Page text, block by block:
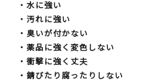
・水に強い
・汚れに強い
・臭いが付かない
・薬品に強く変色しない
・衝撃に強く丈夫
・錆びたり腐ったりしない